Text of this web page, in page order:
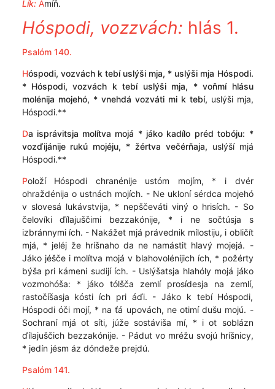
Lík: Amíň.
Hóspodi, vozzvách: hlás 1.
Psalóm 140.
Hóspodi, vozvách k tebí uslýši mja, * uslýši mja Hóspodi.
* Hóspodi, vozvách k tebí uslýši mja, * voňmí hlásu
molénija mojehó, * vnehdá vozváti mi k tebí, uslýši mja,
Hóspodi.**
Da isprávitsja molítva mojá * jáko kadílo préd tobóju: *
vozďijánije rukú mojéju, * žértva večérňaja, uslýší mjá
Hóspodi.**
Položí Hóspodi chranénije ustóm mojím, * i dvér
ohraždénija o ustnách mojích. - Ne ukloní sérdca mojehó
v slovesá lukávstvija, * nepščeváti viný o hrisích. - So
čelovíki ďílajuščimi bezzakónije, * i ne sočtúsja s
izbránnymi ích. - Nakážet mjá právednik mílostiju, i obličít
mjá, * jeléj že hríšnaho da ne namástit hlavý mojejá. -
Jáko jéšče i molítva mojá v blahovolénijich ích, * požérty
býša pri kámeni sudijí ích. - Uslýšatsja hlahóly mojá jáko
vozmohóša: * jáko tólšča zemlí prosídesja na zemlí,
rastočíšasja kósti ích pri áďi. - Jáko k tebí Hóspodi,
Hóspodi óči mojí, * na ťá upovách, ne otimí dušu mojú. -
Sochraní mjá ot síti, júže sostáviša mí, * i ot soblázn
ďílajuščich bezzakónije. - Pádut vo mréžu svojú hríšnicy,
* jedín jésm áz dóndeže prejdú.
Psalóm 141.